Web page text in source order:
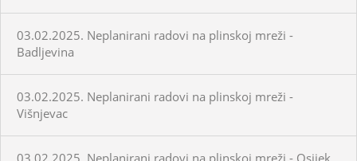
03.02.2025. Neplanirani radovi na plinskoj mreži -
Badljevina
03.02.2025. Neplanirani radovi na plinskoj mreži -
Višnjevac
03.02.2025. Neplanirani radovi na plinskoj mreži - Osijek